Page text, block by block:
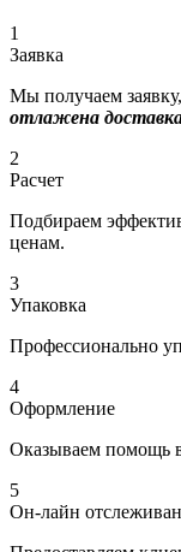
1
Заявка
Мы получаем
отлажена
2
Расчет
Подбираем
ценам.
3
Упаковка
Профессионально
4
Оформление
Оказываем помощь
5
Он-лайн